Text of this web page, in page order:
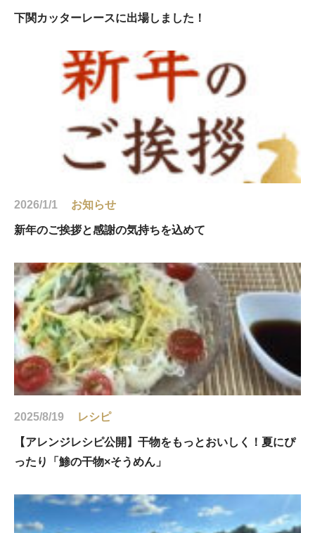
下関カッターレースに出場しました！
2026/1/1 お知らせ
新年のご挨拶と感謝の気持ちを込めて
2025/8/19 レシピ
【アレンジレシピ公開】干物をもっとおいしく！夏にぴ
ったり「鯵の干物×そうめん」